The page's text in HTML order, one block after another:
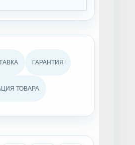
ГАРАНТИЯ
ТОВАРА